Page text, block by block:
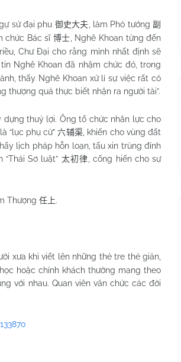
sử đại phu 御史大夫 , làm Phó tướng 副
chức Bác sĩ 博士 , Nghê Khoan từng đến
Chư Đại cho rằng mình nhất định sẽ
tin Nghê Khoan đã nhậm chức đó, trong
thấy Nghê Khoan xử lí sự việc rất có
thượng quả thực biết nhận ra người tài”.
dựng thuỷ lợi. Ông tổ chức nhân lực cho
“lục phụ cừ”六辅渠 , khiến cho vùng đất
lịch pháp hỗn loạn, tấu xin trùng đính
Sơ luật” 太初律 , cống hiến cho sự
Thượng 任上.
xưa khi viết lên những thẻ tre thẻ giản,
hoặc chính khách thường mang theo
với nhau. Quan viên văn chức các đời